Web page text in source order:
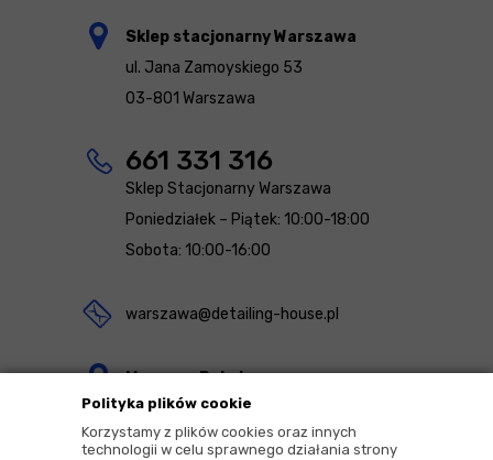
Polityka plików cookie
Korzystamy z plików cookies oraz innych
technologii w celu sprawnego działania strony
Sklep stacjonarny Warszawa
ul. Jana Zamoyskiego 53
03-801 Warszawa
661 331 316
Sklep Stacjonarny Warszawa
Poniedziałek – Piątek: 10:00-18:00
Sobota: 10:00-16:00
warszawa@detailing-house.pl
Magazyn Rekcin
Nomos Sp. z o.o. sp.k.
ul. Agrestowa 1